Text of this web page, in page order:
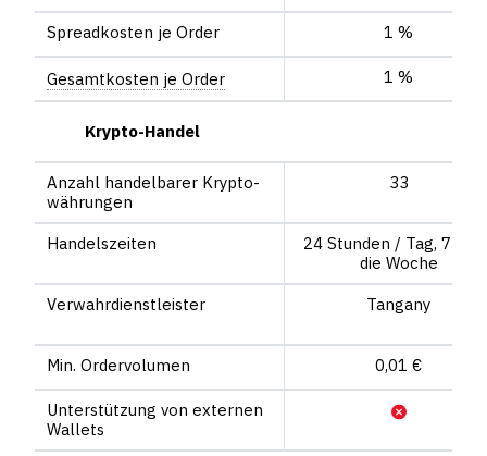
Spread­kosten je Order 1 %
Gesamt­kosten je Order 1 %
Krypto-Handel
Anzahl handel­barer Krypto­
währungen
33
Handelszeiten
24 Stunden / Tag, 7
die Woche
Verwahrdienstleister
Tangany
Min. Ordervolumen 0,01 €
Unterstützung von externen
Wallets